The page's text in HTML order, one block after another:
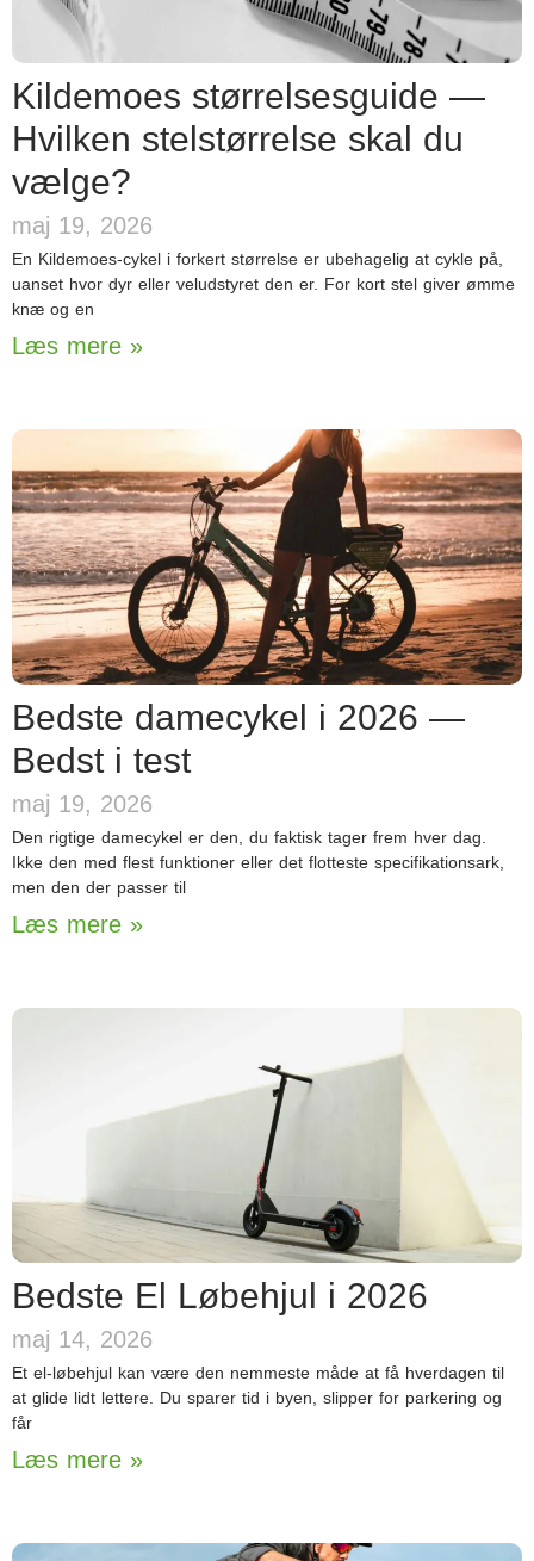
Kildemoes størrelsesguide —
Hvilken stelstørrelse skal du
vælge?
maj 19, 2026
En Kildemoes-cykel i forkert størrelse er ubehagelig at cykle på,
uanset hvor dyr eller veludstyret den er. For kort stel giver ømme
knæ og en
Læs mere »
Bedste damecykel i 2026 —
Bedst i test
maj 19, 2026
Den rigtige damecykel er den, du faktisk tager frem hver dag.
Ikke den med flest funktioner eller det flotteste specifikationsark,
men den der passer til
Læs mere »
Bedste El Løbehjul i 2026
maj 14, 2026
Et el-løbehjul kan være den nemmeste måde at få hverdagen til
at glide lidt lettere. Du sparer tid i byen, slipper for parkering og
får
Læs mere »